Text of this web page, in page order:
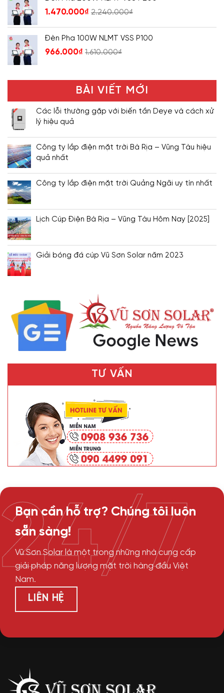
1.470.000₫ 2.240.000₫
Đèn Pha 100W NLMT VSS P100
966.000₫ 1.610.000₫
BÀI VIẾT MỚI
Các lỗi thường gặp với biến tần Deye và cách xử
lý hiệu quả
Công ty lắp điện mặt trời Bà Rịa – Vũng Tàu hiệu
quả nhất
Công ty lắp điện mặt trời Quảng Ngãi uy tín nhất
Lịch Cúp Điện Bà Rịa – Vũng Tàu Hôm Nay [2025]
Giải bóng đá cúp Vũ Sơn Solar năm 2023
TƯ VẤN
Bạn cần hỗ trợ? Chúng tôi luôn
sẵn sàng!
Vũ Sơn Solar là một trong những nhà cung cấp
giải pháp năng lượng mặt trời hàng đầu Việt
Nam.
LIÊN HỆ
24/7